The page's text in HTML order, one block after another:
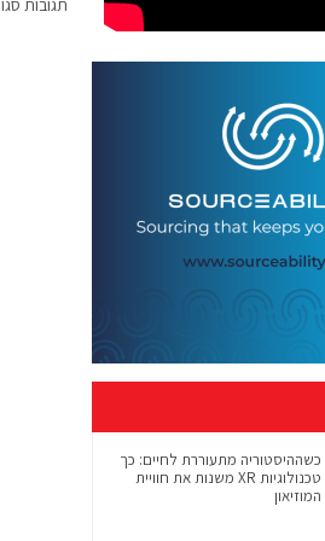
תגובות
כשההיסטוריה מתעוררת לחיים: כך
טכנולוגיות XR משנות את חוויית
המוזיאון